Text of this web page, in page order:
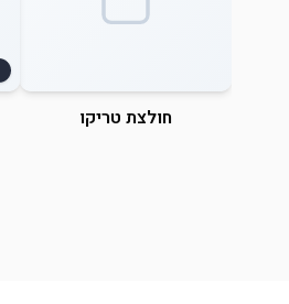
חולצת טריקו